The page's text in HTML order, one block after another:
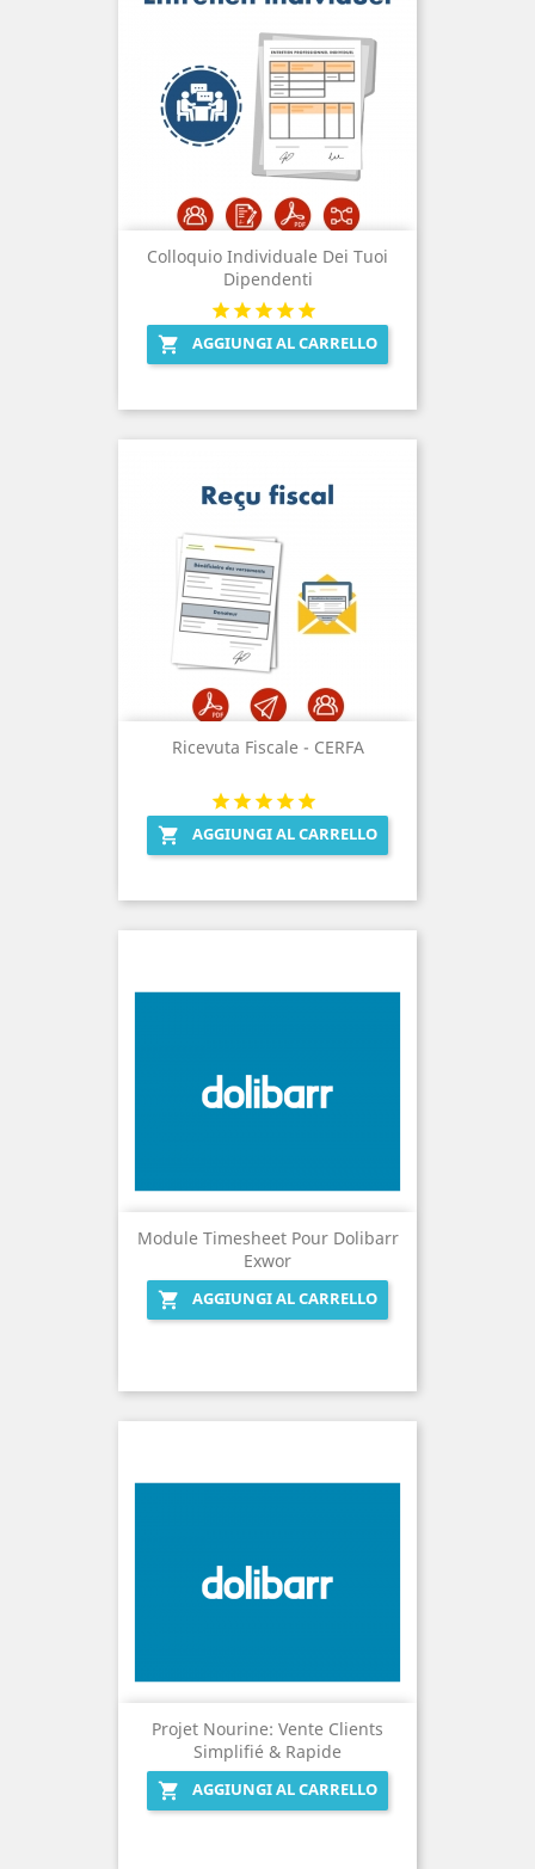
Colloquio Individuale Dei Tuoi
Dipendenti
 AGGIUNGI AL CARRELLO
Ricevuta Fiscale - CERFA
 AGGIUNGI AL CARRELLO
Module Timesheet Pour Dolibarr
Exwor

AGGIUNGI AL CARRELLO
Projet Nourine: Vente Clients
Simplifié & Rapide

AGGIUNGI AL CARRELLO